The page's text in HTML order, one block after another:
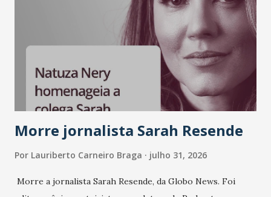
Morre jornalista Sarah Resende
Por Lauriberto Carneiro Braga julho 31, 2026
Morre a jornalista Sarah Resende, da Globo News. Foi